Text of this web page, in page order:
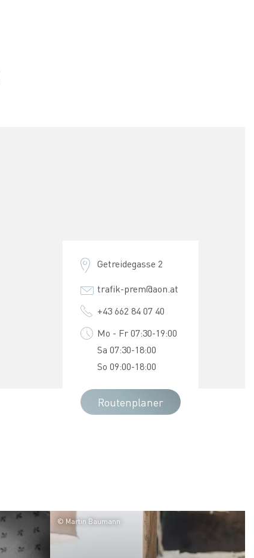
Getreidegasse 2
trafik-prem@aon.at
+43 662 84 07 40
Mo - Fr 07:30-19:00
Sa 07:30-18:00
So 09:00-18:00
Routenplaner
© Martin Baumann